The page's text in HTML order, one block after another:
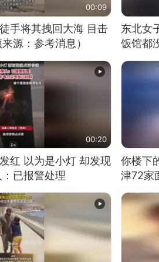
00:09
手将其拽回大海 目击
源：参考消息）
东北女
饭馆都
00:20
红 以为是小灯 却发现
已报警处理
你楼下
津72家